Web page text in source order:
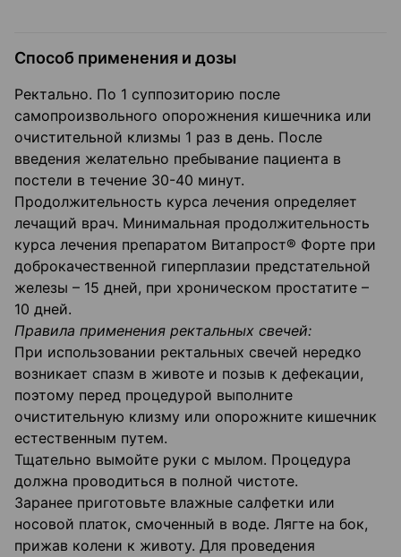
Способ применения и дозы
Ректально. По 1 суппозиторию после
самопроизвольного опорожнения кишечника или
очистительной клизмы 1 раз в день. После
введения желательно пребывание пациента в
постели в течение 30-40 минут.
Продолжительность курса лечения определяет
лечащий врач. Минимальная продолжительность
курса лечения препаратом Витапрост® Форте при
доброкачественной гиперплазии предстательной
железы – 15 дней, при хроническом простатите –
10 дней.
Правила применения ректальных свечей:
При использовании ректальных свечей нередко
возникает спазм в животе и позыв к дефекации,
поэтому перед процедурой выполните
очистительную клизму или опорожните кишечник
естественным путем.
Тщательно вымойте руки с мылом. Процедура
должна проводиться в полной чистоте.
Заранее приготовьте влажные салфетки или
носовой платок, смоченный в воде. Лягте на бок,
прижав колени к животу. Для проведения